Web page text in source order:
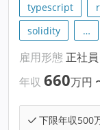
typescript
solidity
…
雇用形態 正社員
年収 660万円
下限年収500